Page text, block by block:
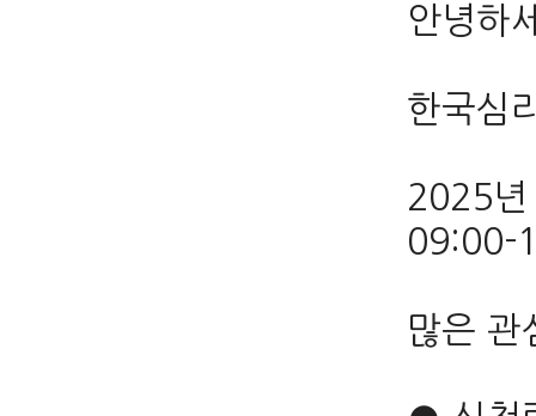
안녕하
한국심
2025년
09:00-
많은